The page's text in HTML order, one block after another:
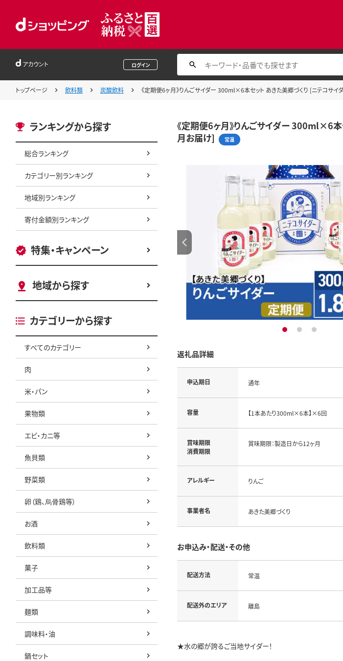
アカウント ログイン
トップページ 飲料類 炭酸飲料 《定期便6ヶ月》りんごサイダー 300ml×6本セット あきた美郷づくり [ニテコサ
ランキングから探す
総合ランキング
カテゴリー別ランキング
地域別ランキング
寄付金額別ランキング
特集・キャンペーン
地域から探す
カテゴリーから探す
すべてのカテゴリー
肉
米・パン
果物類
エビ・カニ等
魚貝類
野菜類
卵（鶏、烏骨鶏等）
お酒
飲料類
菓子
加工品等
麺類
調味料・油
鍋セット
《定期便6ヶ月》りんごサイダー 300ml×6
月お届け]
常温
1 2 3
返礼品詳細
申込期日 通年
容量 【1本あたり300ml×6本】×6回
賞味期限
消費期限
賞味期限：製造日から12ヶ月
アレルギー りんご
事業者名 あきた美郷づくり
お申込み・配送・その他
配送方法 常温
配送外のエリア 離島
★水の郷が誇るご当地サイダー！